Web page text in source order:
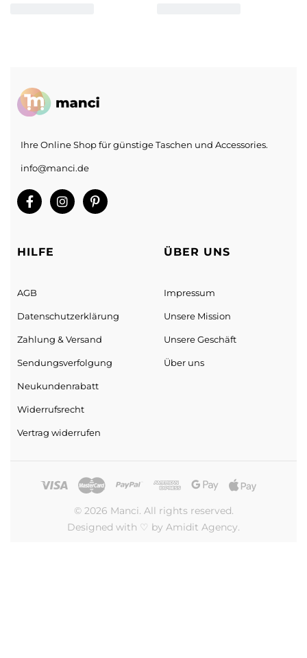
Ihre Online Shop für günstige Taschen und Accessories.
info@manci.de
HILFE
AGB
Datenschutz­erklärung
Zahlung & Versand
Sendungs­verfolgung
Neukundenrabatt
Widerrufsrecht
Vertrag widerrufen
ÜBER UNS
Impressum
Unsere Mission
Unsere Geschäft
Über uns
© 2026 Manci. All rights reserved.
Designed with ♡ by Amidit Agency.